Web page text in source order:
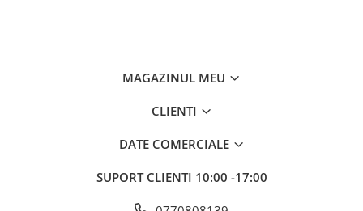
MAGAZINUL MEU
CLIENTI
DATE COMERCIALE
SUPORT CLIENTI 10:00 -17:00